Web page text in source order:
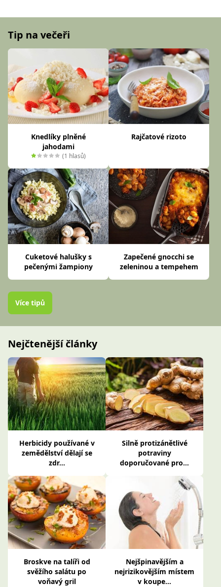
Tip na večeři
Knedlíky plněné
jahodami
(1 hlasů)
Rajčatové rizoto
Cuketové halušky s
pečenými žampiony
Zapečené gnocchi se
zeleninou a tempehem
Více tipů
Nejčtenější články
Herbicidy používané v
zemědělství dělají se
zdr...
Silně protizánětlivé
potraviny
doporučované pro...
Broskve na talíři od
svěžího salátu po
voňavý gril
Nejšpinavějším a
nejrizikovějším místem
v koupe...